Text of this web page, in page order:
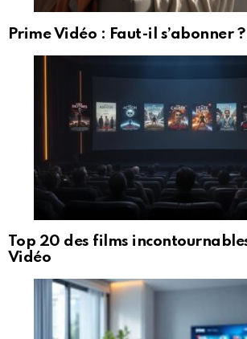
Prime Vidéo : Faut-il s’abonner
Top 20 des films
Vidéo